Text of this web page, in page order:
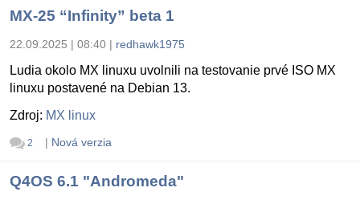
MX-25 “Infinity” beta 1
22.09.2025 | 08:40 | redhawk1975
Ludia okolo MX linuxu uvolnili na testovanie prvé ISO MX
linuxu postavené na Debian 13.
Zdroj: MX linux
2 | Nová verzia
Q4OS 6.1 "Andromeda"